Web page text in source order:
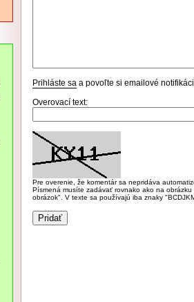
Prihláste sa a povoľte si emailové
Overovací text:
Pre overenie, že komentár sa nepridáva
Písmená musíte zadávať rovnako ako na
obrázok". V texte sa používajú iba znaky